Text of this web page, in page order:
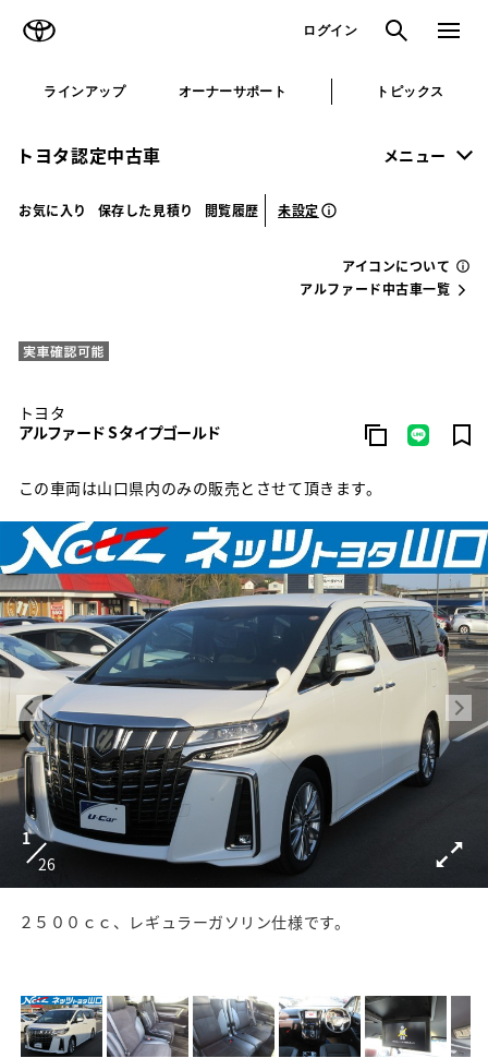
ログイン 検索 メニュ
ラインアップ オーナーサポート トピックス
トヨタ認定中古車 メニュー
お気に入り 保存した見積り 閲覧履歴 未設定
アイコンについて
アルファード中古車一覧
トヨタ
アルファード S タイプゴールド
この車両は山口県内のみの販売とさせて頂きます。
1
26
２５００ｃｃ、レギュラーガソリン仕様です。